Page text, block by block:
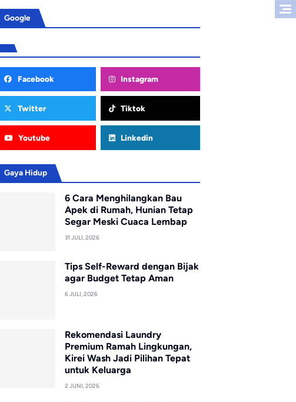
Google
Facebook Instagram
Twitter Tiktok
Youtube Linkedin
Gaya Hidup
6 Cara Menghilangkan Bau
Apek di Rumah, Hunian Tetap
Segar Meski Cuaca Lembap
31 JULI, 2026
Tips Self-Reward dengan Bijak
agar Budget Tetap Aman
6 JULI, 2026
Rekomendasi Laundry
Premium Ramah Lingkungan,
Kirei Wash Jadi Pilihan Tepat
untuk Keluarga
2 JUNI, 2026